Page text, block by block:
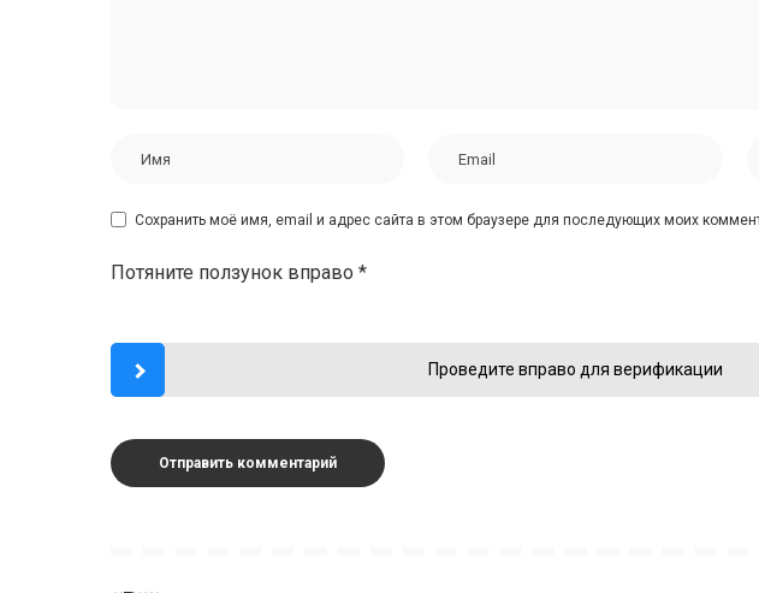
Сохранить моё имя, email и адрес сайта в этом браузере для последующих моих
Потяните ползунок вправо *
Проведите вправо для верификации